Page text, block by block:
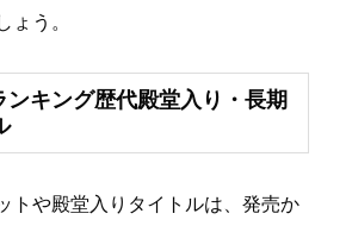
ょう。
ンキング歴代殿堂入り・長期
トや殿堂入りタイトルは、発売か